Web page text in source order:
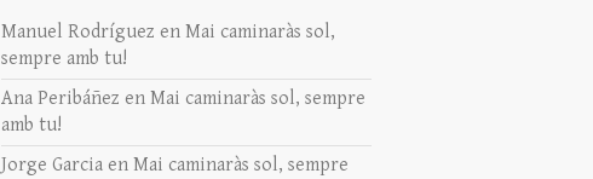
Manuel Rodríguez enMai caminaràs sol,
sempre amb tu!
Ana Peribáñez enMai caminaràs sol, sempre
amb tu!
Jorge Garcia enMai caminaràs sol, sempre